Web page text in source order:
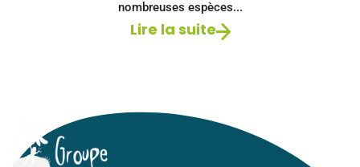
nombreuses espèces...
Lire la suite